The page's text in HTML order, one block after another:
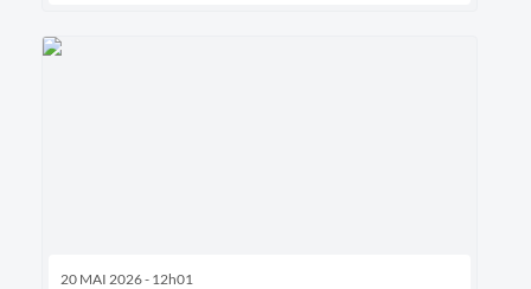
20 MAI 2026 - 12h01